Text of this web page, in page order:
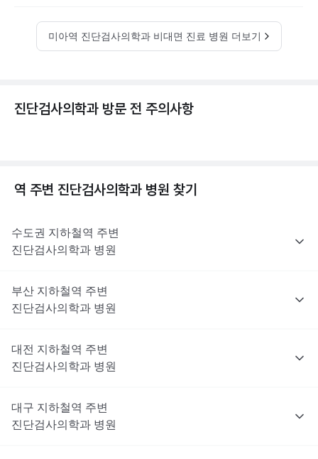
미아역 진단검사의학과 비대면 진료 병원 더보기
진단검사의학과 방문 전 주의사항
역 주변 진단검사의학과 병원 찾기
수도권 지하철역 주변
진단검사의학과 병원
부산 지하철역 주변
진단검사의학과 병원
대전 지하철역 주변
진단검사의학과 병원
대구 지하철역 주변
진단검사의학과 병원